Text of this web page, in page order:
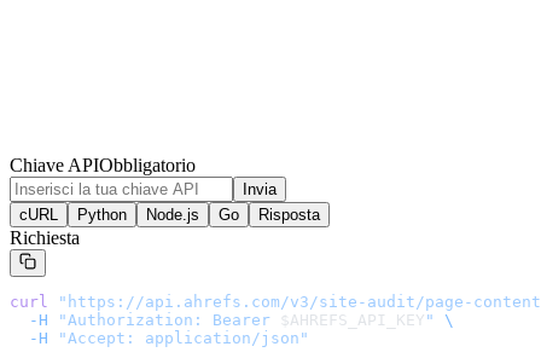
Chiave APIObbligatorio
Invia
cURL
Python Node.js Go Risposta
Richiesta
curl " https://api.ahrefs.com/v3/site-audit/page-content
  -H
"Authorization: Bearer $AHREFS_API_KEY "
\
  -H
"Accept: application/json"